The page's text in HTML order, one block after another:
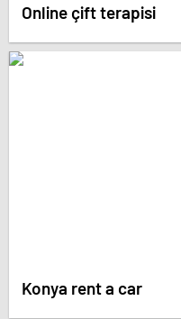
Online çift terapisi
Konya rent a car